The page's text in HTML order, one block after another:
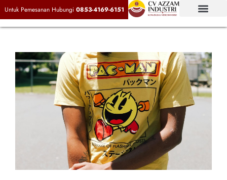
Untuk Pemesanan Hubungi 0853-4169-6151